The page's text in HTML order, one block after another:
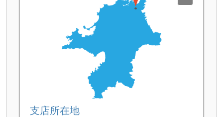
支店所在地